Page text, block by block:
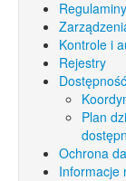
Kontrole i
Rejestry
Plan
Ochrona
Informacje